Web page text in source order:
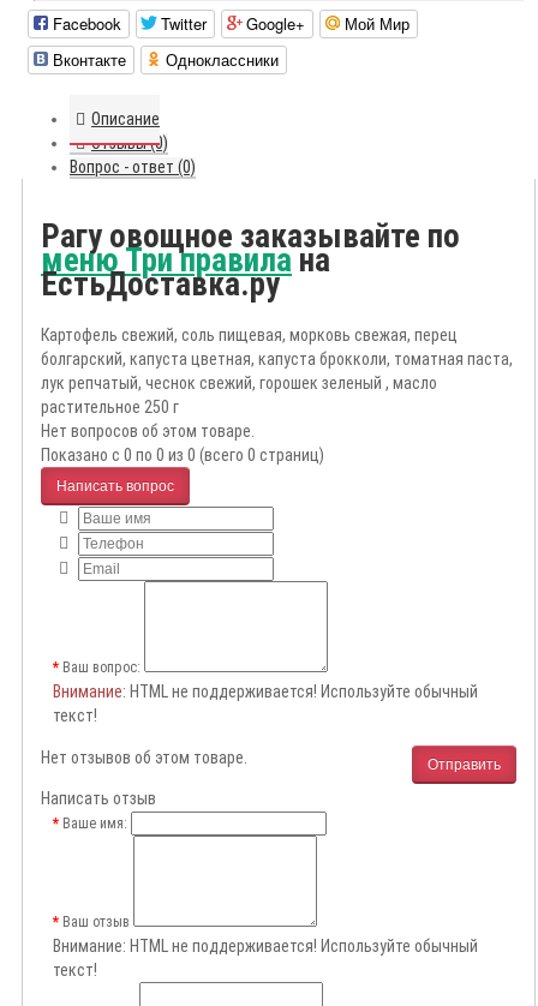
Facebook Twitter Google+
Мой Мир
Вконтакте
Одноклассники
Описание
Отзывы (0)
Вопрос - ответ (0)
Рагу овощное заказывайте по
меню Три правилана
ЕстьДоставка.ру
Картофель свежий, соль пищевая, морковь свежая, перец
болгарский, капуста цветная, капуста брокколи, томатная паста,
лук репчатый, чеснок свежий, горошек зеленый , масло
растительное 250 г
Нет вопросов об этом товаре.
Показано с 0 по 0 из 0 (всего 0 страниц)
Написать вопрос
Ваш вопрос:
Внимание: HTML не поддерживается! Используйте обычный
текст!
Отправить
Нет отзывов об этом товаре.
Написать отзыв
Ваше имя:
Ваш отзыв
Внимание: HTML не поддерживается! Используйте обычный
текст!